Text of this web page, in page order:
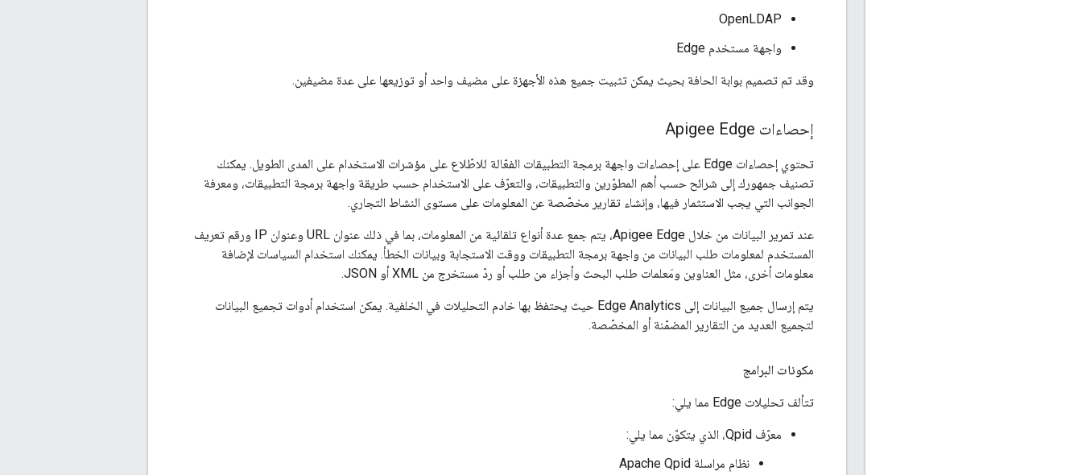
OpenLDAP
واجهة مستخدم Edge
وقد تم تصميم بوابة الحافة بحيث يمكن تثبيت جميع هذه الأجهزة على مضيف واحد أو توزيعها على عدة مضيفين.
إحصاءات Apigee Edge
تحتوي إحصاءات Edge على إحصاءات واجهة برمجة التطبيقات الفعّالة للاطّلاع على مؤشرات الاستخدام على المدى الطويل. يمكنك
تصنيف جمهورك إلى شرائح حسب أهم المطوّرين والتطبيقات، والتعرّف على الاستخدام حسب طريقة واجهة برمجة التطبيقات، ومعرفة
الجوانب التي يجب الاستثمار فيها، وإنشاء تقارير مخصّصة عن المعلومات على مستوى النشاط التجاري.
عند تمرير البيانات من خلال Apigee Edge، يتم جمع عدة أنواع تلقائية من المعلومات، بما في ذلك عنوان URL وعنوان IP ورقم تعريف
المستخدم لمعلومات طلب البيانات من واجهة برمجة التطبيقات ووقت الاستجابة وبيانات الخطأ. يمكنك استخدام السياسات لإضافة
معلومات أخرى، مثل العناوين ومَعلمات طلب البحث وأجزاء من طلب أو ردّ مستخرج من XML أو JSON.
يتم إرسال جميع البيانات إلى Edge Analytics حيث يحتفظ بها خادم التحليلات في الخلفية. يمكن استخدام أدوات تجميع البيانات
لتجميع العديد من التقارير المضمّنة أو المخصّصة.
مكونات البرامج
تتألف تحليلات Edge مما يلي:
معرّف Qpid، الذي يتكوّن مما يلي:
نظام مراسلة Apache Qpid